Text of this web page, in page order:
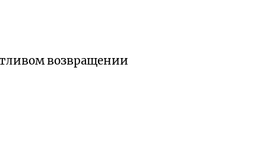
возвращении